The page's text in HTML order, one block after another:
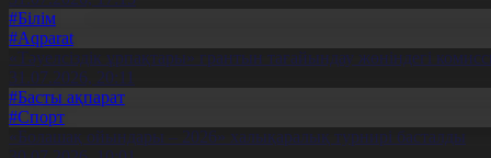
#Білім
#Aqparat
«Тәуелсіздік ұрпақтары» грантын тағайындау жөніндегі
31.07.2026, 20:11
#Басты ақпарат
#Спорт
«Болашақ ойындары – 2026» халықаралық турнирі басталды